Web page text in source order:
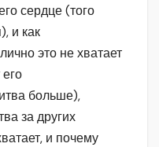
сердце (того
и как
это не хватает
больше),
за других
и почему